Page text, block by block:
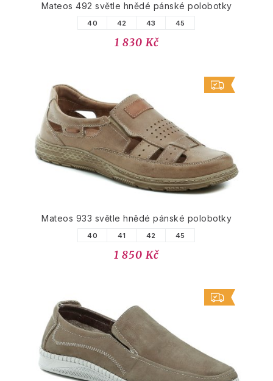
Mateos 492 světle hnědé pánské polobotky
40 42 43 45
1 830 Kč
Mateos 933 světle hnědé pánské polobotky
40 41 42 45
1 850 Kč